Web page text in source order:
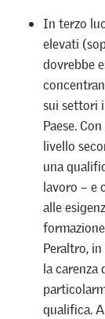
In terzo
elevati
dovrebbe
sui settori
Paese.
livello
una
lavoro – e
alle
Peraltro,
la carenza
qualifica.